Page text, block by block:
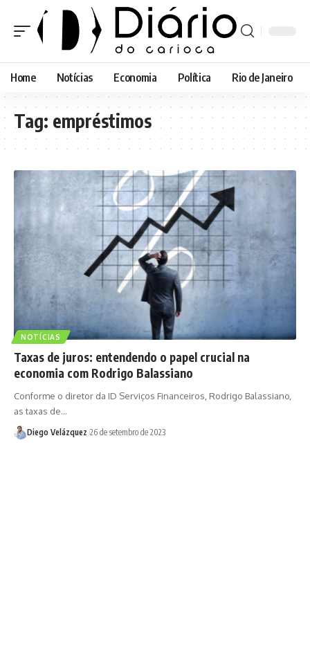
Home Notícias Economia Política Rio de Janeiro
Tag: empréstimos
NOTÍCIAS
Taxas de juros: entendendo o papel crucial na
economia com Rodrigo Balassiano
Conforme o diretor da ID Serviços Financeiros, Rodrigo Balassiano,
as taxas de…
Diego Velázquez 26 de setembro de 2023